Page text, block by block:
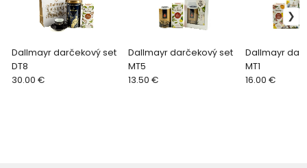
Dallmayr darčekový set
DT8
30.00 €
Dallmayr darčekový set
MT5
13.50 €
Dallmayr
MT1
16.00 €